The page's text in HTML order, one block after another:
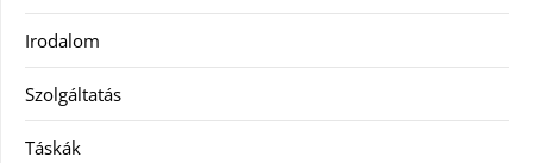
Irodalom
Szolgáltatás
Táskák